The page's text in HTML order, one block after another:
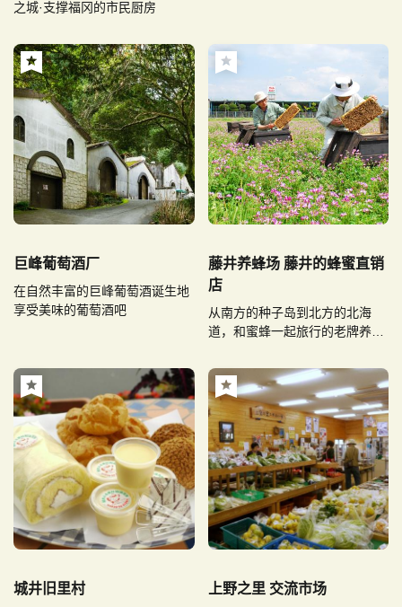
之城·支撑福冈的市民厨房
巨峰葡萄酒厂
在自然丰富的巨峰葡萄酒诞生地
享受美味的葡萄酒吧
藤井养蜂场 藤井的蜂蜜直销
店
从南方的种子岛到北方的北海
道，和蜜蜂一起旅行的老牌养蜂
城井旧里村 上野之里 交流市场